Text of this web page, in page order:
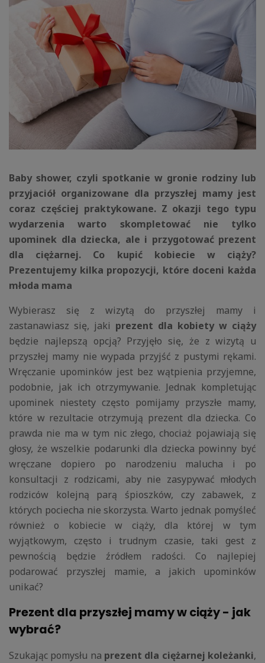
Baby shower, czyli spotkanie w gronie rodziny lub
przyjaciół organizowane dla przyszłej mamy jest
coraz częściej praktykowane. Z okazji tego typu
wydarzenia warto skompletować nie tylko
upominek dla dziecka, ale i przygotować prezent
dla ciężarnej. Co kupić kobiecie w ciąży?
Prezentujemy kilka propozycji, które doceni każda
młoda mama
Wybierasz się z wizytą do przyszłej mamy i
zastanawiasz się, jaki prezent dla kobiety w ciąży
będzie najlepszą opcją? Przyjęło się, że z wizytą u
przyszłej mamy nie wypada przyjść z pustymi rękami.
Wręczanie upominków jest bez wątpienia przyjemne,
podobnie, jak ich otrzymywanie. Jednak kompletując
upominek niestety często pomijamy przyszłe mamy,
które w rezultacie otrzymują prezent dla dziecka. Co
prawda nie ma w tym nic złego, chociaż pojawiają się
głosy, że wszelkie podarunki dla dziecka powinny być
wręczane dopiero po narodzeniu malucha i po
konsultacji z rodzicami, aby nie zasypywać młodych
rodziców kolejną parą śpioszków, czy zabawek, z
których pociecha nie skorzysta. Warto jednak pomyśleć
również o kobiecie w ciąży, dla której w tym
wyjątkowym, często i trudnym czasie, taki gest z
pewnością będzie źródłem radości. Co najlepiej
podarować przyszłej mamie, a jakich upominków
unikać?
Prezent dla przyszłej mamy w ciąży - jak
wybrać?
Szukając pomysłu na prezent dla ciężarnej koleżanki,